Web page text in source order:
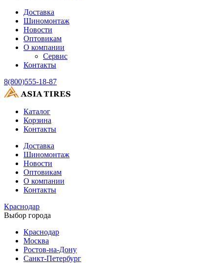
Доставка
Шиномонтаж
Новости
Оптовикам
О компании
Сервис
Контакты
8(800)555-18-87
Каталог
Корзина
Контакты
Доставка
Шиномонтаж
Новости
Оптовикам
О компании
Контакты
Краснодар
Выбор города
Краснодар
Москва
Ростов-на-Дону
Санкт-Петербург